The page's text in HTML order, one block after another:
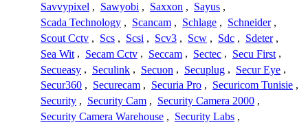
Savvypixel , Sawyobi , Saxxon , Sayus ,
Scada Technology , Scancam , Schlage , Schneider ,
Scout Cctv , Scs , Scsi , Scv3 , Scw , Sdc , Sdeter ,
Sea Wit , Secam Cctv , Seccam , Sectec , Secu First ,
Secueasy , Seculink , Secuon , Secuplug , Secur Eye ,
Secur360 , Securecam , Securia Pro , Securicom Tunisie ,
Security , Security Cam , Security Camera 2000 ,
Security Camera Warehouse , Security Labs ,